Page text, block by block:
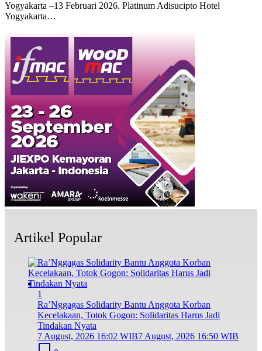
Yogyakarta –13 Februari 2026. Platinum Adisucipto Hotel
Yogyakarta…
Artikel Popular
1
Ra’Nggagas Solidarity Bantu Anggota Korban
Kecelakaan, Totok Gogon: Solidaritas Harus Jadi
Tindakan Nyata
7 August, 2026 16:02 WIB7 August, 2026 16:50 WIB